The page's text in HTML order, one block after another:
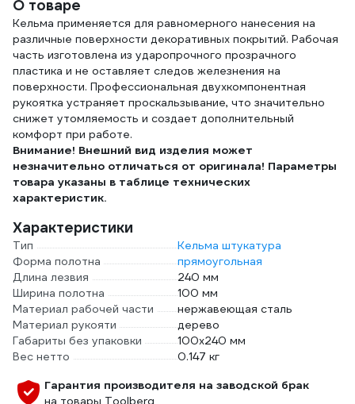
О товаре
Кельма применяется для равномерного нанесения на
различные поверхности декоративных покрытий. Рабочая
часть изготовлена из ударопрочного прозрачного
пластика и не оставляет следов железнения на
поверхности. Профессиональная двухкомпонентная
рукоятка устраняет проскальзывание, что значительно
снижет утомляемость и создает дополнительный
комфорт при работе.
Внимание! Внешний вид изделия может
незначительно отличаться от оригинала! Параметры
товара указаны в таблице технических
характеристик.
Характеристики
Тип
Кельма штукатура
Форма полотна
прямоугольная
Длина лезвия
240 мм
Ширина полотна
100 мм
Материал рабочей части
нержавеющая сталь
Материал рукояти
дерево
Габариты без упаковки
100х240 мм
Вес нетто
0.147 кг
Гарантия производителя на заводской брак
на товары Toolberg